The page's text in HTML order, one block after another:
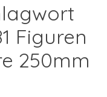
Figuren
250mm